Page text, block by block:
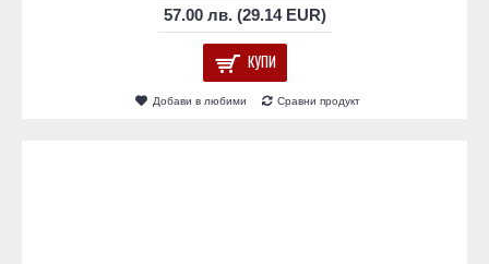
57.00 лв. (29.14 EUR)
КУПИ
Добави в любими Сравни продукт